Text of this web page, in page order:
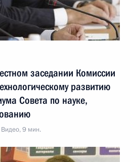
заседании Комиссии
развитию
Совета по науке,
Видео, 9 мин.